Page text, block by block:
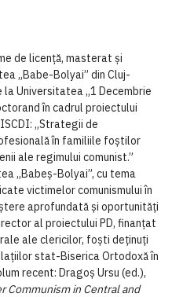
de licență, masterat ­și
„Babe­-Bolyai” din Cluj-
Universitatea „1 Decembrie
în cadrul proiectului
„Strategii de
în familiile foș­tilor
ale regimului comunist.”
„Babe­ș-Bolyai”, cu tema
victimelor comunismului în
aprofundată ș­i oportunități
al proiectului PD, finanțat
ale clericilor, fo­ști deținuți
stat-Biserica Ortodoxă în
recent: Dragoș­ Ursu (ed.),
Communism in Central and